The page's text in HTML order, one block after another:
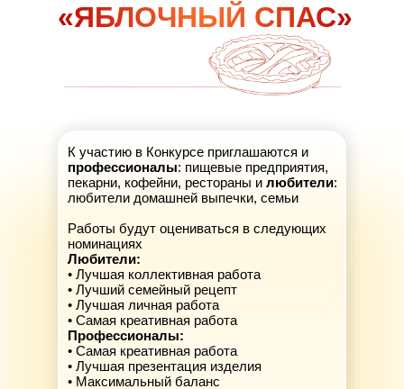
«ЯБЛОЧНЫЙ СПАС»
К участию в Конкурсе приглашаются и
профессионалы: пищевые предприятия,
пекарни, кофейни, рестораны и любители:
любители домашней выпечки, семьи
Работы будут оцениваться в следующих
номинациях
Любители:
• Лучшая коллективная работа
• Лучший семейный рецепт
• Лучшая личная работа
• Самая креативная работа
Профессионалы:
• Самая креативная работа
• Лучшая презентация изделия
• Максимальный баланс